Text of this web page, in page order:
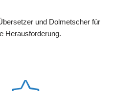
und Dolmetscher für
Herausforderung.